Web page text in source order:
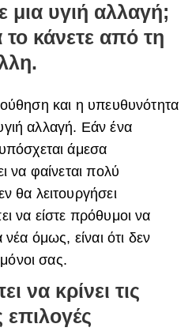
μια υγιή αλλαγή;
κάνετε από τη
και η υπευθυνότητα
υγιή αλλαγή. Εάν ένα
άμεσα
να φαίνεται πολύ
θα λειτουργήσει
να είστε πρόθυμοι να
όμως, είναι ότι δεν
σας.
να κρίνει τις
επιλογές